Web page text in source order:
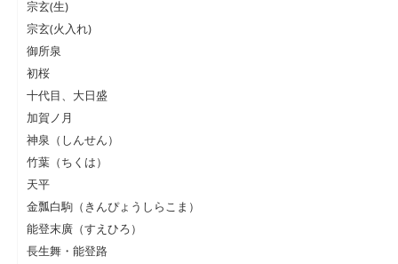
宗玄(生)
宗玄(火入れ)
御所泉
初桜
十代目、大日盛
加賀ノ月
神泉（しんせん）
竹葉（ちくは）
天平
金瓢白駒（きんぴょうしらこま）
能登末廣（すえひろ）
長生舞・能登路